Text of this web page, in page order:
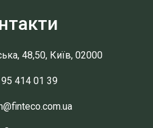
48,50, Київ, 02000
414 01 39